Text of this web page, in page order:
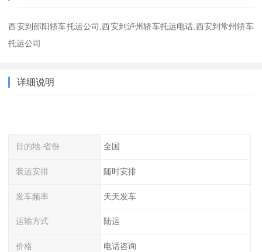
西安到邵阳轿车托运公司,西安到泸州轿车托运电话,西安到常州轿车
托运公司
详细说明
目的地-省份 全国
装运安排 随时安排
发车频率 天天发车
运输方式 陆运
价格 电话咨询